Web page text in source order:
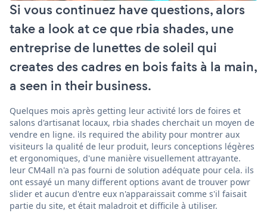
Si vous continuez have questions, alors
take a look at ce que rbia shades, une
entreprise de lunettes de soleil qui
creates des cadres en bois faits à la main,
a seen in their business.
Quelques mois après getting leur activité lors de foires et
salons d'artisanat locaux, rbia shades cherchait un moyen de
vendre en ligne. ils required the ability pour montrer aux
visiteurs la qualité de leur produit, leurs conceptions légères
et ergonomiques, d'une manière visuellement attrayante.
leur CM4all n'a pas fourni de solution adéquate pour cela. ils
ont essayé un many different options avant de trouver powr
slider et aucun d'entre eux n'apparaissait comme s'il faisait
partie du site, et était maladroit et difficile à utiliser.